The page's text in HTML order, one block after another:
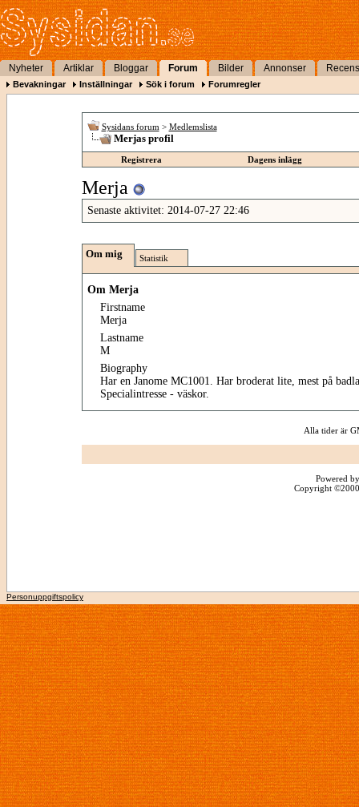
Nyheter Artiklar Bloggar Forum Bilder Annonser
Bevakningar Inställningar Sök i forum Forumregler
Sysidans forum > Medlemslista
Merjas profil
Registrera Dagens inlägg
Merja
Senaste aktivitet: 2014-07-27 22:46
Om mig Statistik
Om Merja
Firstname
Merja
Lastname
M
Biography
Har en Janome MC1001. Har broderat lite, mest på
Specialintresse - väskor.
Alla tider är
Powered
Copyright
Personuppgiftspolicy